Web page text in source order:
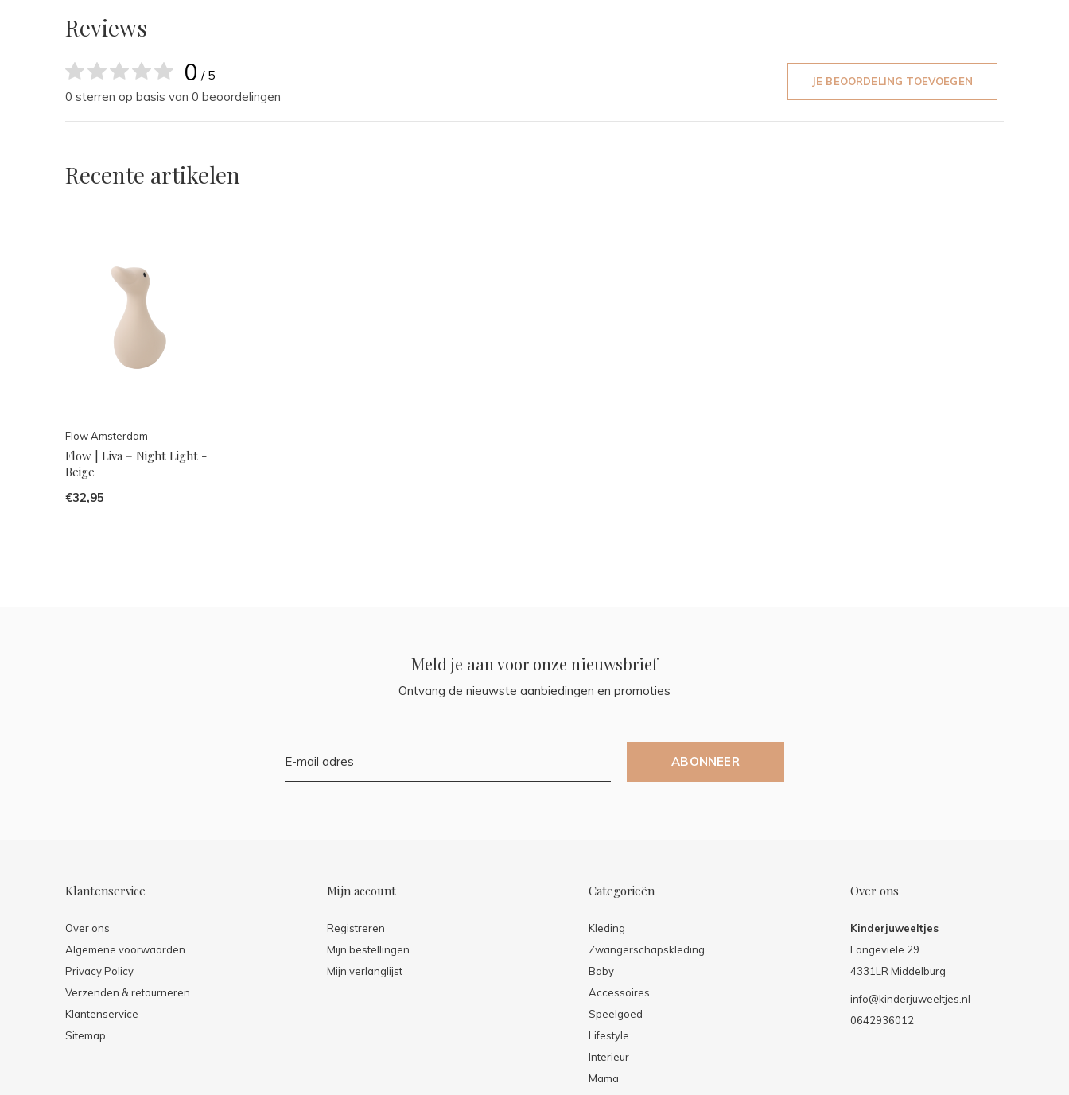
Reviews
0 / 5
0 sterren op basis van 0 beoordelingen
JE BEOORDELING TOEVOEGEN
Recente artikelen
Flow Amsterdam
Flow | Liva – Night Light -
Beige
€32,95
Meld je aan voor onze nieuwsbrief
Ontvang de nieuwste aanbiedingen en promoties
ABONNEER
Klantenservice
Over ons
Algemene voorwaarden
Privacy Policy
Verzenden & retourneren
Klantenservice
Sitemap
Mijn account
Registreren
Mijn bestellingen
Mijn verlanglijst
Categorieën
Kleding
Zwangerschapskleding
Baby
Accessoires
Speelgoed
Lifestyle
Interieur
Mama
Over ons
Kinderjuweeltjes
Langeviele 29
4331LR Middelburg
info@kinderjuweeltjes.nl
0642936012